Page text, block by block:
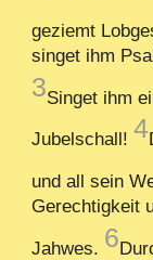
geziemt
singet ihm
3Singet ihm
Jubelschall!4
und all sein
Gerechtigkeit
Jahwes. 6